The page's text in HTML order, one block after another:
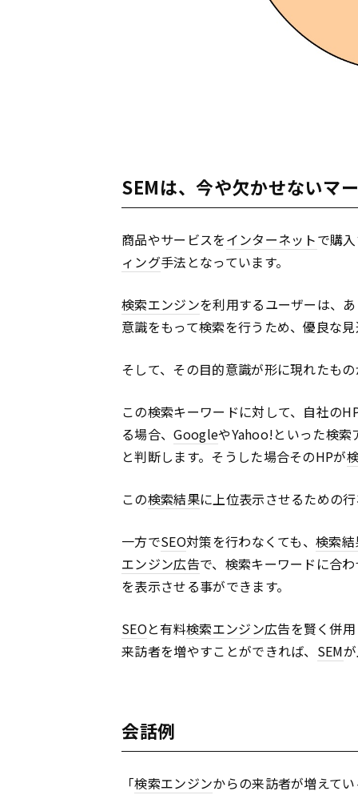
SEMは、今や欠かせないマ
商品やサービスをインターネットで購
ィング手法となっています。
検索エンジンを利用するユーザーは、
意識をもって検索を行うため、優良な
そして、その目的意識が形に現れたも
この検索キーワードに対して、自社の
る場合、GoogleやYahoo!といった検索
と判断します。そうした場合そのHPが
この検索結果に上位表示させるための
一方でSEO対策を行わなくても、検索
エンジン広告で、検索キーワードに合
を表示させる事ができます。
SEOと有料検索エンジン広告を賢く併
来訪者を増やすことができれば、 SEM
会話例
「検索エンジンからの来訪者が増えて